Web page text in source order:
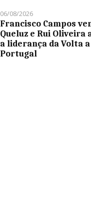
06/08/2026
Francisco Campos
Queluz e Rui Oliveira
a liderança da Volta a
Portugal